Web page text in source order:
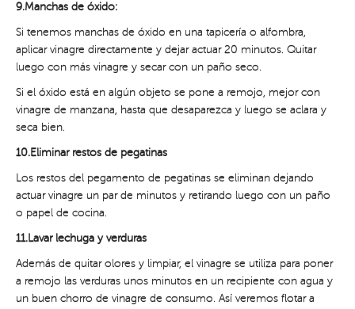
9.Manchas de óxido:
Si tenemos manchas de óxido en una tapicería o alfombra,
aplicar vinagre directamente y dejar actuar 20 minutos. Quitar
luego con más vinagre y secar con un paño seco.
Si el óxido está en algún objeto se pone a remojo, mejor con
vinagre de manzana, hasta que desaparezca y luego se aclara y
seca bien.
10.Eliminar restos de pegatinas
Los restos del pegamento de pegatinas se eliminan dejando
actuar vinagre un par de minutos y retirando luego con un paño
o papel de cocina.
11.Lavar lechuga y verduras
Además de quitar olores y limpiar, el vinagre se utiliza para poner
a remojo las verduras unos minutos en un recipiente con agua y
un buen chorro de vinagre de consumo. Así veremos flotar a